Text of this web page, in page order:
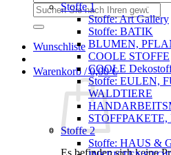
Suchen
nach:
Wunschliste
Warenkorb /0,00€
Es befinden sich keine
Stoffe 1
Stoffe: Art Gallery
Stoffe: BATIK
BLUMEN,
COOLE STOFFE
COOLE
Stoffe: EULEN,
WALDTIERE
Stoffe 2
Stoffe: HAUS &